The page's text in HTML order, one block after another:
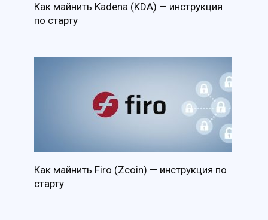
Как майнить Kadena (KDA) — инструкция
по старту
Как майнить Firo (Zcoin) — инструкция по
старту